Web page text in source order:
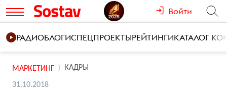
Войти
РАДИОБЛОГИСПЕЦПРОЕКТЫРЕЙТИНГИКАТАЛОГ
МАРКЕТИНГ КАДРЫ
31.10.2018